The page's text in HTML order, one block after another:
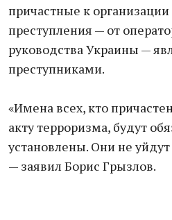
причастные к
преступления — от
руководства Украины —
преступниками.
«Имена всех, кто
акту терроризма, будут
установлены. Они не уйдут
— заявил Борис Грызлов.